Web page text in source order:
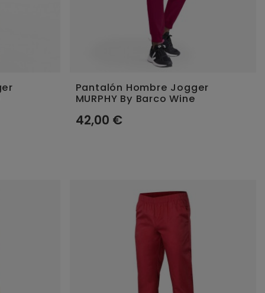
Pantalón Hombre Jogger
MURPHY By Barco Wine
42,00 €